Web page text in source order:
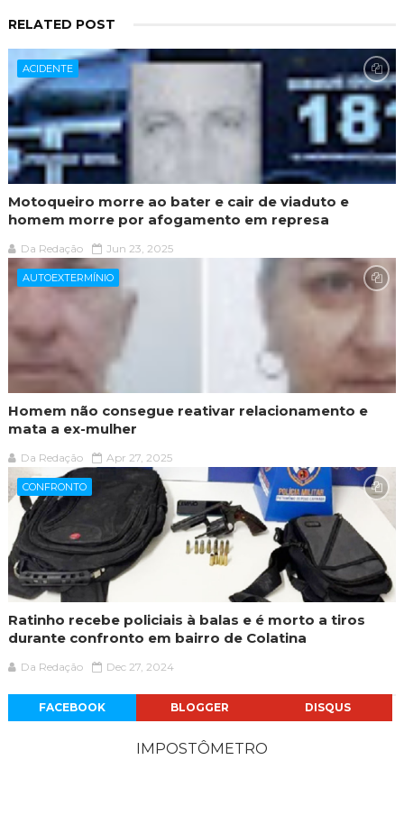
RELATED POST
ACIDENTE
Motoqueiro morre ao bater e cair de viaduto e
homem morre por afogamento em represa
Da Redação Jun 23, 2025
AUTOEXTERMÍNIO
Homem não consegue reativar relacionamento e
mata a ex-mulher
Da Redação Apr 27, 2025
CONFRONTO
Ratinho recebe policiais à balas e é morto a tiros
durante confronto em bairro de Colatina
Da Redação Dec 27, 2024
FACEBOOK BLOGGER DISQUS
IMPOSTÔMETRO